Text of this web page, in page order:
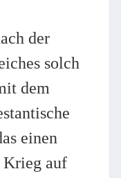
der
solch
dem
einen
Krieg auf